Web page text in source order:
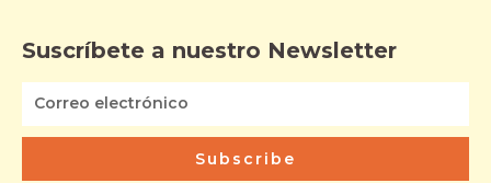
Suscríbete a nuestro Newsletter
Subscribe